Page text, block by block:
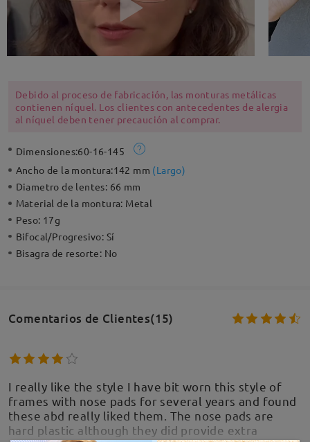
Debido al proceso de fabricación, las monturas metálicas
contienen níquel. Los clientes con antecedentes de alergia
al níquel deben tener precaución al comprar.
Dimensiones:60-16-145
Ancho de la montura:142 mm (Largo)
Diametro de lentes: 66 mm
Material de la montura: Metal
Peso: 17g
Bifocal/Progresivo: Sí
Bisagra de resorte: No
Comentarios de Clientes(15)
I really like the style I have bit worn this style of
frames with nose pads for several years and found
these abd really liked them. The nose pads are
hard plastic although they did provide extra